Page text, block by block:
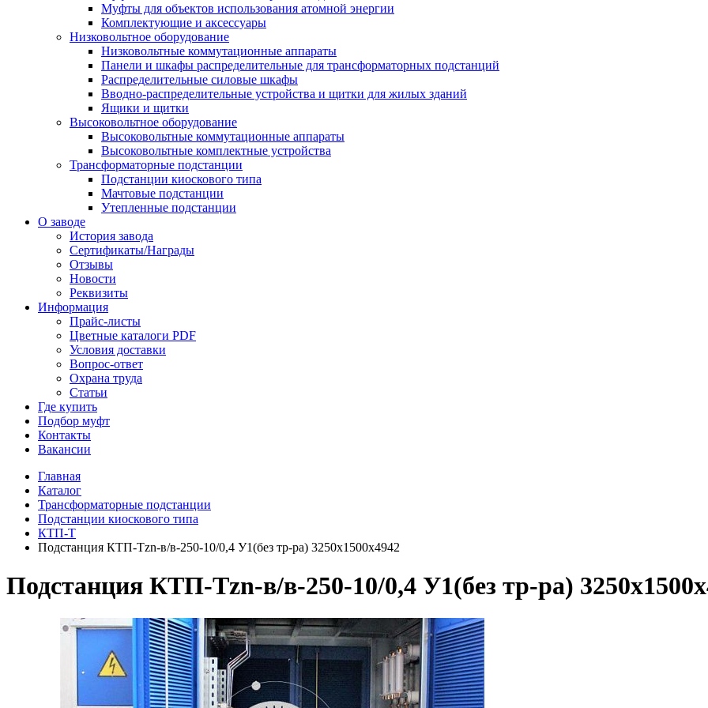
Муфты для объектов использования атомной энергии
Комплектующие и аксессуары
Низковольтное оборудование
Низковольтные коммутационные аппараты
Панели и шкафы распределительные для трансформаторных подстанций
Распределительные силовые шкафы
Вводно-распределительные устройства и щитки для жилых зданий
Ящики и щитки
Высоковольтное оборудование
Высоковольтные коммутационные аппараты
Высоковольтные комплектные устройства
Трансформаторные подстанции
Подстанции киоскового типа
Мачтовые подстанции
Утепленные подстанции
О заводе
История завода
Сертификаты/Награды
Отзывы
Новости
Реквизиты
Информация
Прайс-листы
Цветные каталоги PDF
Условия доставки
Вопрос-ответ
Охрана труда
Статьи
Где купить
Подбор муфт
Контакты
Вакансии
Главная
Каталог
Трансформаторные подстанции
Подстанции киоскового типа
КТП-Т
Подстанция КТП-Тzn-в/в-250-10/0,4 У1(без тр-ра) 3250х1500х4942
Подстанция КТП-Тzn-в/в-250-10/0,4 У1(без тр-ра)